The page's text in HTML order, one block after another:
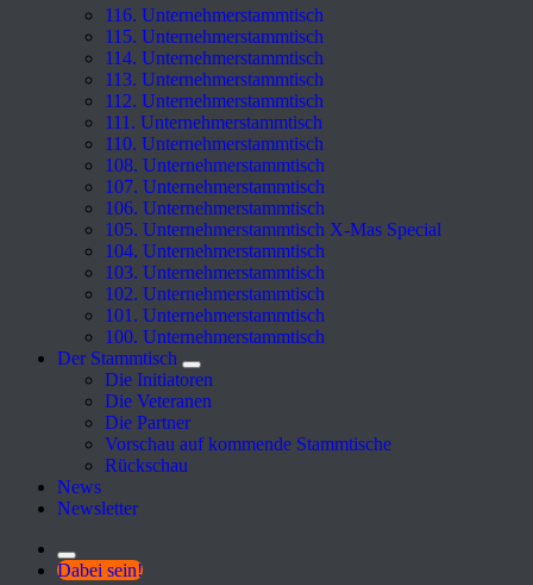
116. Unternehmerstammtisch
115. Unternehmerstammtisch
114. Unternehmerstammtisch
113. Unternehmerstammtisch
112. Unternehmerstammtisch
111. Unternehmerstammtisch
110. Unternehmerstammtisch
108. Unternehmerstammtisch
107. Unternehmerstammtisch
106. Unternehmerstammtisch
105. Unternehmerstammtisch X-Mas Special
104. Unternehmerstammtisch
103. Unternehmerstammtisch
102. Unternehmerstammtisch
101. Unternehmerstammtisch
100. Unternehmerstammtisch
Der Stammtisch
Die Initiatoren
Die Veteranen
Die Partner
Vorschau auf kommende Stammtische
Rückschau
News
Newsletter
Dabei sein!